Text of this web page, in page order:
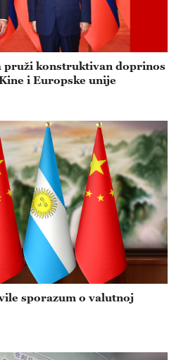
pruži konstruktivan doprinos
i Europske unije
sporazum o valutnoj